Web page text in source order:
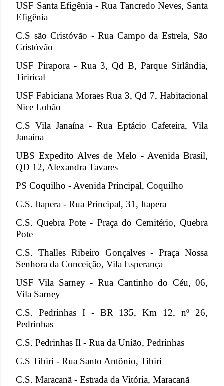
USF Santa Efigênia - Rua Tancredo Neves, Santa
Efigênia
C.S são Cristóvão - Rua Campo da Estrela, São
Cristóvão
USF Pirapora - Rua 3, Qd B, Parque Sirlândia,
Tirirical
USF Fabiciana Moraes Rua 3, Qd 7, Habitacional
Nice Lobão
C.S Vila Janaína - Rua Eptácio Cafeteira, Vila
Janaína
UBS Expedito Alves de Melo - Avenida Brasil,
QD 12, Alexandra Tavares
PS Coquilho - Avenida Principal, Coquilho
C.S. Itapera - Rua Principal, 31, Itapera
C.S. Quebra Pote - Praça do Cemitério, Quebra
Pote
C.S. Thalles Ribeiro Gonçalves - Praça Nossa
Senhora da Conceição, Vila Esperança
USF Vila Sarney - Rua Cantinho do Céu, 06,
Vila Sarney
C.S. Pedrinhas I - BR 135, Km 12, nº 26,
Pedrinhas
C.S. Pedrinhas Il - Rua da União, Pedrinhas
C.S Tibiri - Rua Santo Antônio, Tibiri
C.S. Maracanã - Estrada da Vitória, Maracanã